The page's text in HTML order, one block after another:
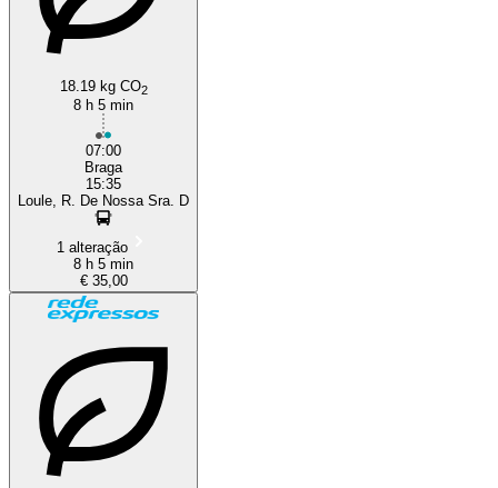
18.19 kg CO2
8 h 5 min
07:00
Braga
15:35
Loule, R. De Nossa Sra. D
1 alteração
8 h 5 min
€ 35,00